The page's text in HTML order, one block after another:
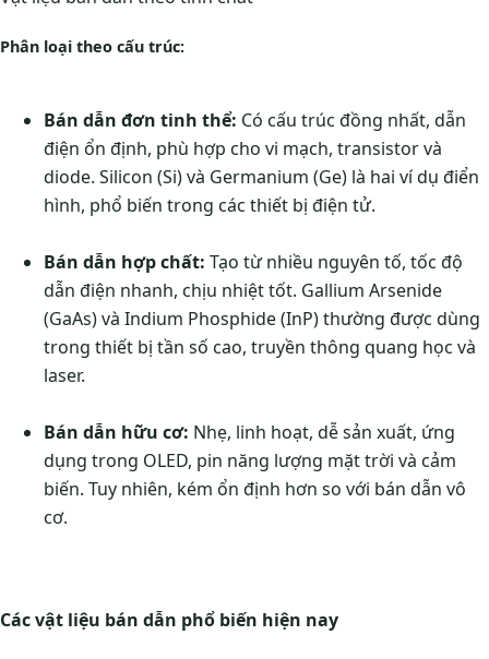
Phân loại theo cấu trúc:
Bán dẫn đơn tinh thể: Có cấu trúc đồng nhất, dẫn
điện ổn định, phù hợp cho vi mạch, transistor và
diode. Silicon (Si) và Germanium (Ge) là hai ví dụ điển
hình, phổ biến trong các thiết bị điện tử.
Bán dẫn hợp chất: Tạo từ nhiều nguyên tố, tốc độ
dẫn điện nhanh, chịu nhiệt tốt. Gallium Arsenide
(GaAs) và Indium Phosphide (InP) thường được dùng
trong thiết bị tần số cao, truyền thông quang học và
laser.
Bán dẫn hữu cơ: Nhẹ, linh hoạt, dễ sản xuất, ứng
dụng trong OLED, pin năng lượng mặt trời và cảm
biến. Tuy nhiên, kém ổn định hơn so với bán dẫn vô
cơ.
Các vật liệu bán dẫn phổ biến hiện nay